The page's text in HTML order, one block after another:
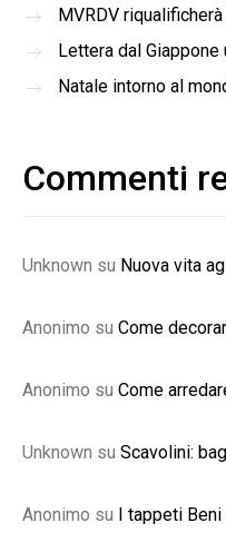
MVRDV
Lettera dal Giappone
Natale intorno al
Commenti
Unknown su Nuova vita
Anonimo su Come
Anonimo su Come
Unknown su Scavolini:
Anonimo su I tappeti Beni